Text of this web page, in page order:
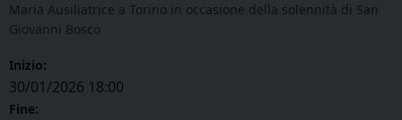
Maria Ausiliatrice a Torino in occasione della solennità di San
Giovanni Bosco
Inizio:
30/01/2026 18:00
Fine: